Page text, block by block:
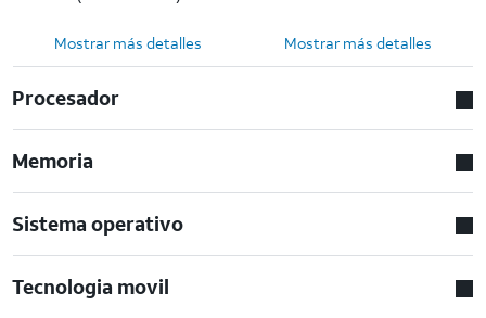
Mostrar más detalles Mostrar más detalles
Procesador
Memoria
Sistema operativo
Tecnologia movil